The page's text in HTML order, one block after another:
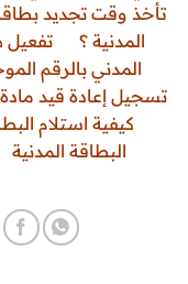
تأخذ وقت تجديد
المدنية ؟
تفعيل
المدني بالرقم
تسجيل إعادة قيد مادة
كيفية استلام
البطاقة المدنية